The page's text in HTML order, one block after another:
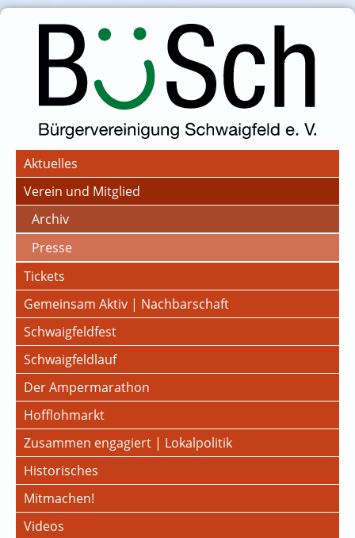
Aktuelles
Verein und Mitglied
Archiv
Presse
Tickets
Gemeinsam Aktiv | Nachbarschaft
Schwaigfeldfest
Schwaigfeldlauf
Der Ampermarathon
Hofflohmarkt
Zusammen engagiert | Lokalpolitik
Historisches
Mitmachen!
Videos